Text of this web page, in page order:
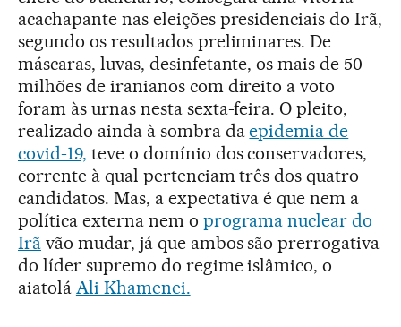
acachapante nas eleições presidenciais do Irã,
segundo os resultados preliminares. De
máscaras, luvas, desinfetante, os mais de 50
milhões de iranianos com direito a voto
foram às urnas nesta sexta-feira. O pleito,
realizado ainda à sombra daepidemia de
covid-19, teve o domínio dos conservadores,
corrente à qual pertenciam três dos quatro
candidatos. Mas, a expectativa é que nem a
política externa nem o programa nuclear do
Irãvão mudar, já que ambos são prerrogativa
do líder supremo do regime islâmico, o
aiatolá Ali Khamenei.